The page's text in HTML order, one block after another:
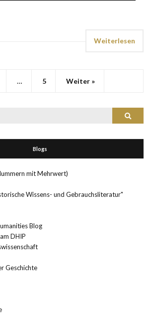
Weiterlesen
… 5 Weiter »
Suchen
Blogs
mit Mehrwert)
Wissens- und Gebrauchsliteratur"
Blog
DHIP
Geschichte